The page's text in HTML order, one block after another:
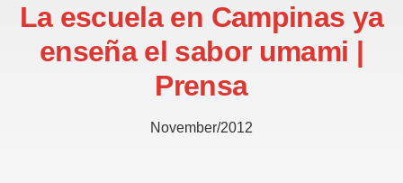
La escuela en Campinas ya
enseña el sabor umami |
Prensa
November/2012